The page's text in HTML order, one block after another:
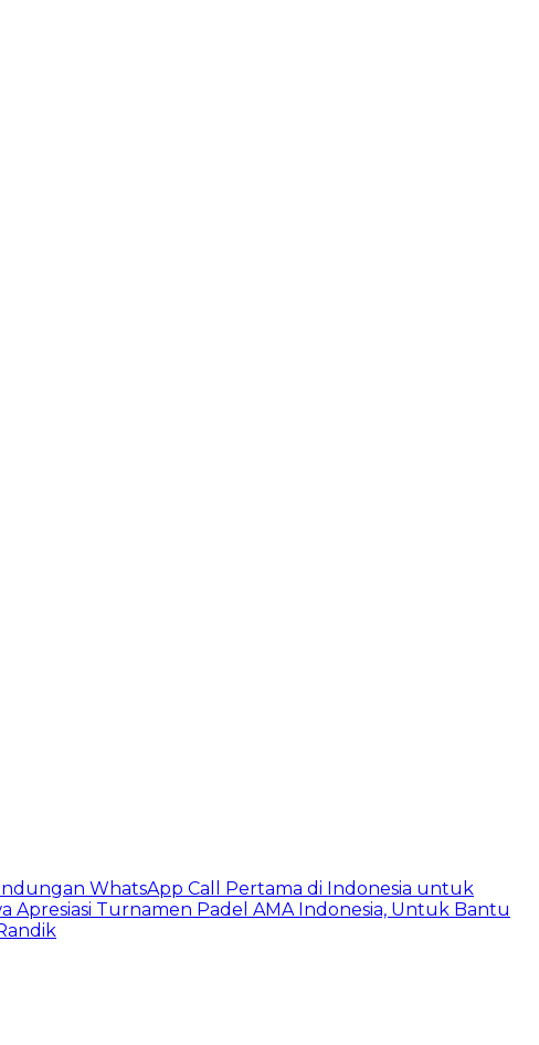
WhatsApp Call Pertama di Indonesia untuk
Apresiasi Turnamen Padel AMA Indonesia, Untuk Bantu